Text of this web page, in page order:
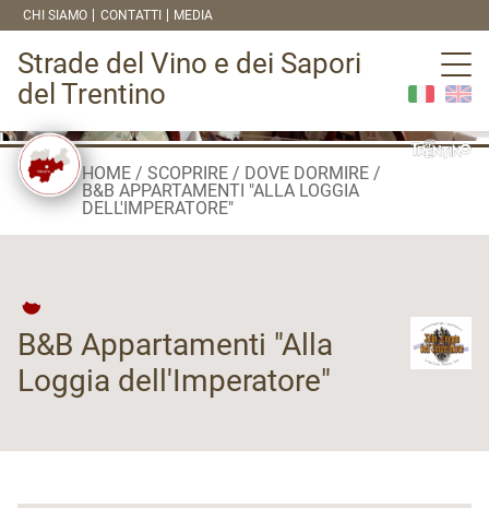
CHI SIAMO CONTATTI MEDIA
Strade del Vino e dei Sapori
del Trentino
HOME SCOPRIRE
DOVE DORMIRE
B&B APPARTAMENTI "ALLA LOGGIA
DELL'IMPERATORE"
B&B Appartamenti "Alla
Loggia dell'Imperatore"